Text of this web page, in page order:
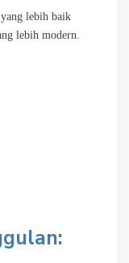
lebih baik
lebih modern.